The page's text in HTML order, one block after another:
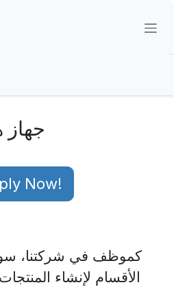
Now!
كموظف في شركتنا،
الأقسام لإنشاء